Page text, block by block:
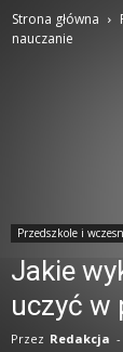
Strona główna
nauczanie
Przedszkole i
Jakie
uczyć w
Przez Redakcja -